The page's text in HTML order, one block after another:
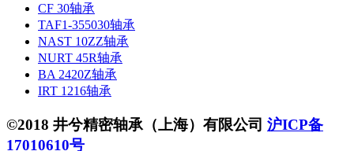
CF 30轴承
TAF1-355030轴承
NAST 10ZZ轴承
NURT 45R轴承
BA 2420Z轴承
IRT 1216轴承
©2018 井兮精密轴承（上海）有限公司 沪ICP备
17010610号